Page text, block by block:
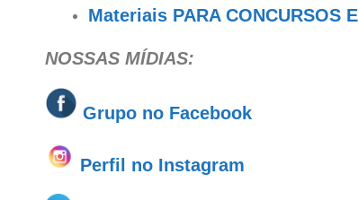
Materiais PARA CONCURSOS
NOSSAS MÍDIAS:
Grupo no Facebook
Perfil no Instagram